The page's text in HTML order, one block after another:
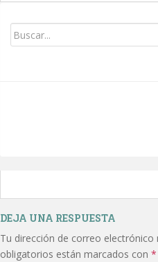
DEJA UNA RESPUESTA
Tu dirección de correo electrónico
obligatorios están marcados con *